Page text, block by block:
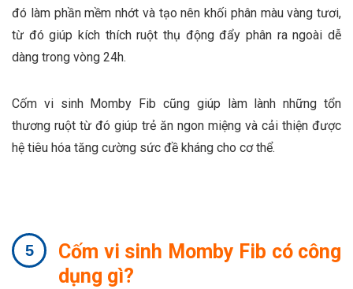
đó làm phần mềm nhớt và tạo nên khối phân màu vàng tươi,
từ đó giúp kích thích ruột thụ động đẩy phân ra ngoài dễ
dàng trong vòng 24h.
Cốm vi sinh Momby Fib cũng giúp làm lành những tổn
thương ruột từ đó giúp trẻ ăn ngon miệng và cải thiện được
hệ tiêu hóa tăng cường sức đề kháng cho cơ thể.
Cốm vi sinh Momby Fib có công
dụng gì?